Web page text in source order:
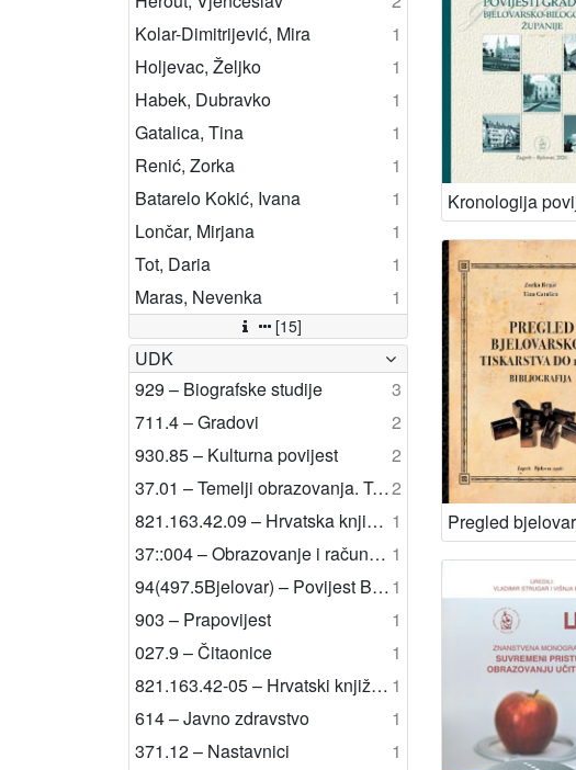
Kolar-Dimitrijević, Mira
1
Holjevac, Željko
1
Habek, Dubravko
1
Gatalica, Tina
1
Renić, Zorka
1
Batarelo Kokić, Ivana
1
Lončar, Mirjana
1
Tot, Daria
1
Maras, Nevenka
1
[15]
UDK
929 – Biografske studije
3
711.4 – Gradovi
2
930.85 – Kulturna povijest
2
37.01 – Temelji obrazovanja. Teorija. Politika i sl.2
821.163.42.09 – Hrvatska književnost: studije i kritike 1
37::004 – Obrazovanje i računalstvo 1
94(497.5Bjelovar) – Povijest Bjelovara1
903 – Prapovijest
1
027.9 – Čitaonice
1
821.163.42-05 – Hrvatski književnici 1
614 – Javno zdravstvo
1
371.12 – Nastavnici
1